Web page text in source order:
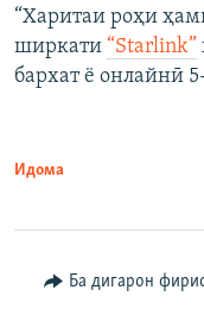
“Харитаи роҳи
ширкати “Starlink”
бархат ё онлайнӣ
Идома
Ба дигарон